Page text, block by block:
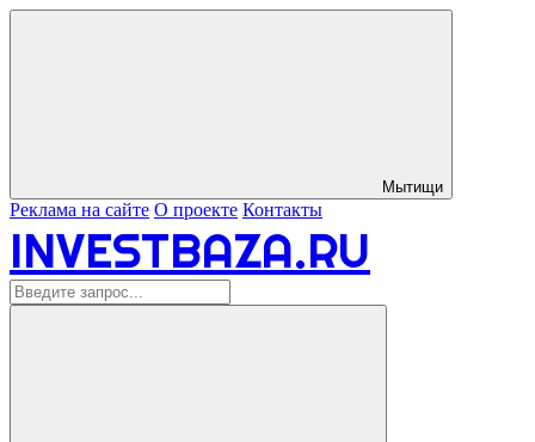
Мытищи
Реклама на сайте О проекте Контакты
INVESTBAZA.RU